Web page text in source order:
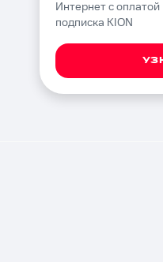
Интернет с
подписка KION